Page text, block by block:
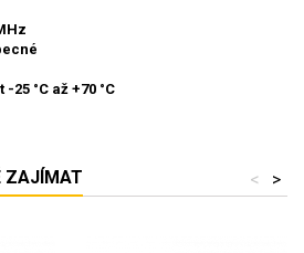
-25 °C až +70 °C
ZAJÍMAT >
<